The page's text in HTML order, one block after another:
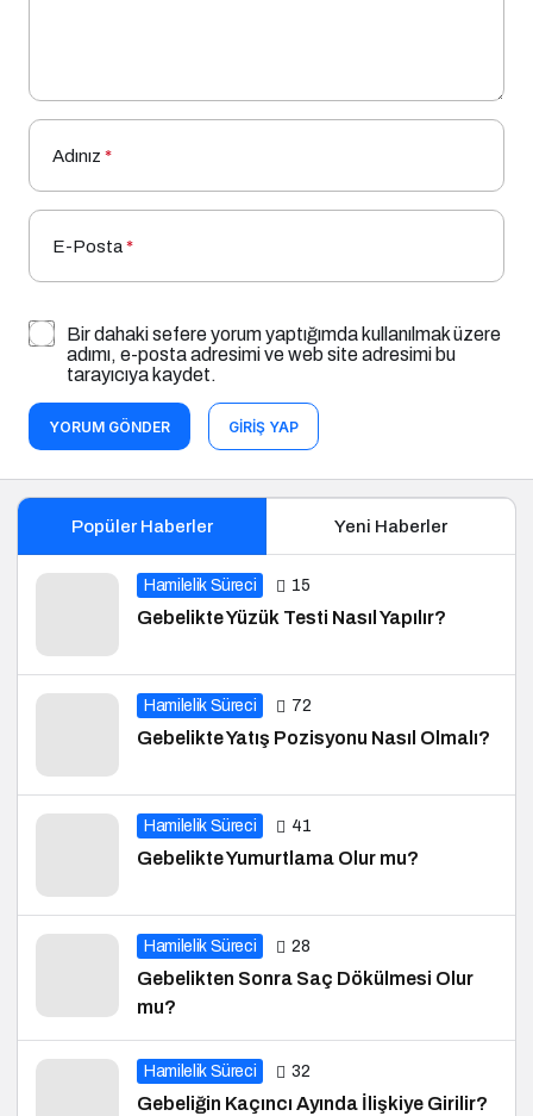
Adınız *
E-Posta*
Bir dahaki sefere yorum yaptığımda kullanılmak üzere
adımı, e-posta adresimi ve web site adresimi bu
tarayıcıya kaydet.
YORUM GÖNDER GIRIŞ YAP
Popüler Haberler Yeni Haberler
Hamilelik Süreci 15
Gebelikte Yüzük Testi Nasıl Yapılır?
Hamilelik Süreci 72
Gebelikte Yatış Pozisyonu Nasıl Olmalı?
Hamilelik Süreci 41
Gebelikte Yumurtlama Olur mu?
Hamilelik Süreci 28
Gebelikten Sonra Saç Dökülmesi Olur
mu?
Hamilelik Süreci 32
Gebeliğin Kaçıncı Ayında İlişkiye Girilir?